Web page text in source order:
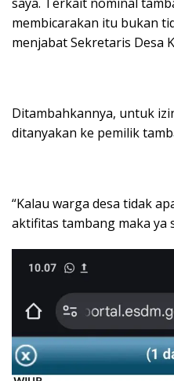
membicarakan itu bukan
menjabat Sekretaris Desa
Ditambahkannya, untuk
ditanyakan ke pemilik
“Kalau warga desa tidak
aktifitas tambang maka ya